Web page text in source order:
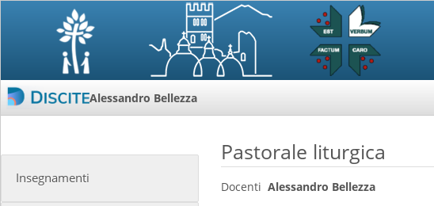
Alessandro Bellezza
Insegnamenti
Pastorale liturgica
Docenti Alessandro Bellezza